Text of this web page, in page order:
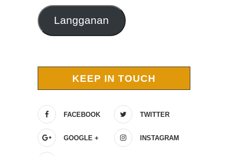
Langganan
KEEP IN TOUCH
FACEBOOK TWITTER
GOOGLE + INSTAGRAM